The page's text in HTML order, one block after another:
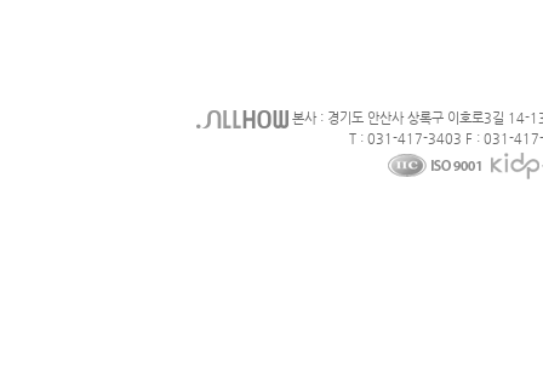
본사 : 경기도 안산사 상록구 이호로3길 14-
T : 031-417-3403 F : 031-